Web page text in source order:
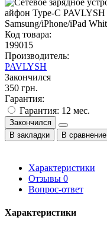
Код товара:
199015
Производитель:
PAVLYSH
Закончился
350 грн.
Гарантия:
Гарантия: 12 мес.
Закончился
В закладки
В сравнение
Характеристики
Отзывы 0
Вопрос-ответ
Характеристики